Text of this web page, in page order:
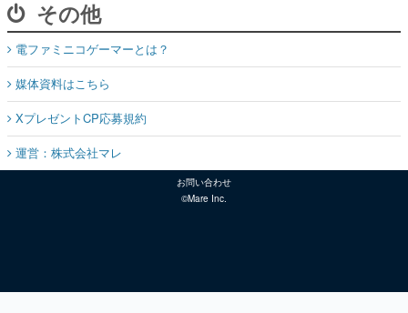
その他
電ファミニコゲーマーとは？
媒体資料はこちら
XプレゼントCP応募規約
運営：株式会社マレ
お問い合わせ
©Mare Inc.